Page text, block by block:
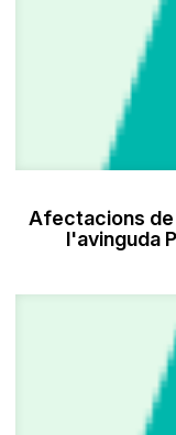
Afectacions
l'avinguda